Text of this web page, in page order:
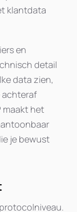
klantdata
en
detail
data zien,
achteraf
maakt het
je bewust